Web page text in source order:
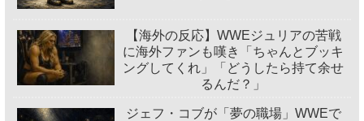
【海外の反応】WWEジュリアの苦戦
に海外ファンも嘆き「ちゃんとブッキ
ングしてくれ」「どうしたら持て余せ
るんだ？」
ジェフ・コブが「夢の職場」WWEで